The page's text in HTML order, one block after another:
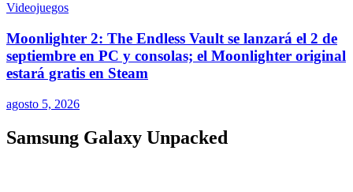
Videojuegos
Moonlighter 2: The Endless Vault se lanzará el 2 de
septiembre en PC y consolas; el Moonlighter original
estará gratis en Steam
agosto 5, 2026
Samsung Galaxy Unpacked